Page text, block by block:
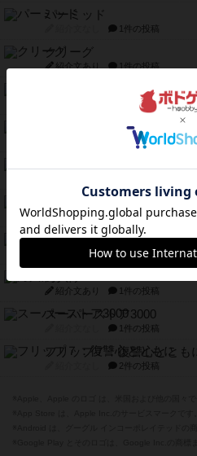
パーミッド
1件の投稿
クリーグ
紹介文あり 1件の投稿
セミファイナル ～お前は
1件の投稿
ふたつの街の物語
18件の投稿
紹介文なし 1件の投稿
スターマイン・ラミー ポ
紹介文あり 2件の投稿
紹介文あり 1件の投稿
スーパーストア3000
1件の投稿
フリップ７：復讐心ととも
2件の投稿